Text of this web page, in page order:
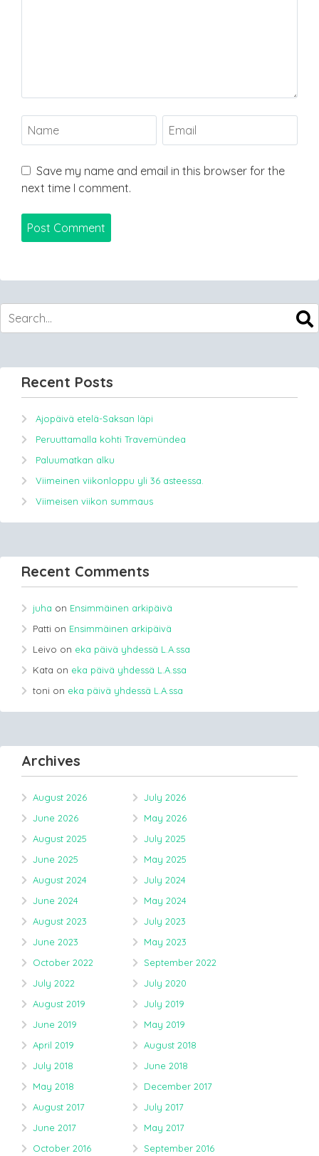
Save my name and email in this browser for the
next time I comment.
Recent Posts
Ajopäivä etelä-Saksan läpi
Peruuttamalla kohti Travemündea
Paluumatkan alku
Viimeinen viikonloppu yli 36 asteessa.
Viimeisen viikon summaus
Recent Comments
juha on Ensimmäinen arkipäivä
Patti on Ensimmäinen arkipäivä
Leivo on eka päivä yhdessä L.A.ssa
Kata on eka päivä yhdessä L.A.ssa
toni on eka päivä yhdessä L.A.ssa
Archives
August 2026
July 2026
June 2026
May 2026
August 2025
July 2025
June 2025
May 2025
August 2024
July 2024
June 2024
May 2024
August 2023
July 2023
June 2023
May 2023
October 2022
September 2022
July 2022
July 2020
August 2019
July 2019
June 2019
May 2019
April 2019
August 2018
July 2018
June 2018
May 2018
December 2017
August 2017
July 2017
June 2017
May 2017
October 2016
September 2016